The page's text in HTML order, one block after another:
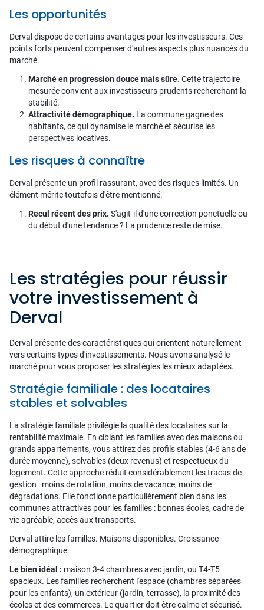
Les opportunités
Derval dispose de certains avantages pour les investisseurs. Ces
points forts peuvent compenser d'autres aspects plus nuancés du
marché.
Marché en progression douce mais sûre. Cette trajectoire
mesurée convient aux investisseurs prudents recherchant la
stabilité.
Attractivité démographique. La commune gagne des
habitants, ce qui dynamise le marché et sécurise les
perspectives locatives.
Les risques à connaître
Derval présente un profil rassurant, avec des risques limités. Un
élément mérite toutefois d'être mentionné.
Recul récent des prix. S'agit-il d'une correction ponctuelle ou
du début d'une tendance ? La prudence reste de mise.
Les stratégies pour réussir
votre investissement à
Derval
Derval présente des caractéristiques qui orientent naturellement
vers certains types d'investissements. Nous avons analysé le
marché pour vous proposer les stratégies les mieux adaptées.
Stratégie familiale : des locataires
stables et solvables
La stratégie familiale privilégie la qualité des locataires sur la
rentabilité maximale. En ciblant les familles avec des maisons ou
grands appartements, vous attirez des profils stables (4-6 ans de
durée moyenne), solvables (deux revenus) et respectueux du
logement. Cette approche réduit considérablement les tracas de
gestion : moins de rotation, moins de vacance, moins de
dégradations. Elle fonctionne particulièrement bien dans les
communes attractives pour les familles : bonnes écoles, cadre de
vie agréable, accès aux transports.
Derval attire les familles. Maisons disponibles. Croissance
démographique.
Le bien idéal : maison 3-4 chambres avec jardin, ou T4-T5
spacieux. Les familles recherchent l'espace (chambres séparées
pour les enfants), un extérieur (jardin, terrasse), la proximité des
écoles et des commerces. Le quartier doit être calme et sécurisé.